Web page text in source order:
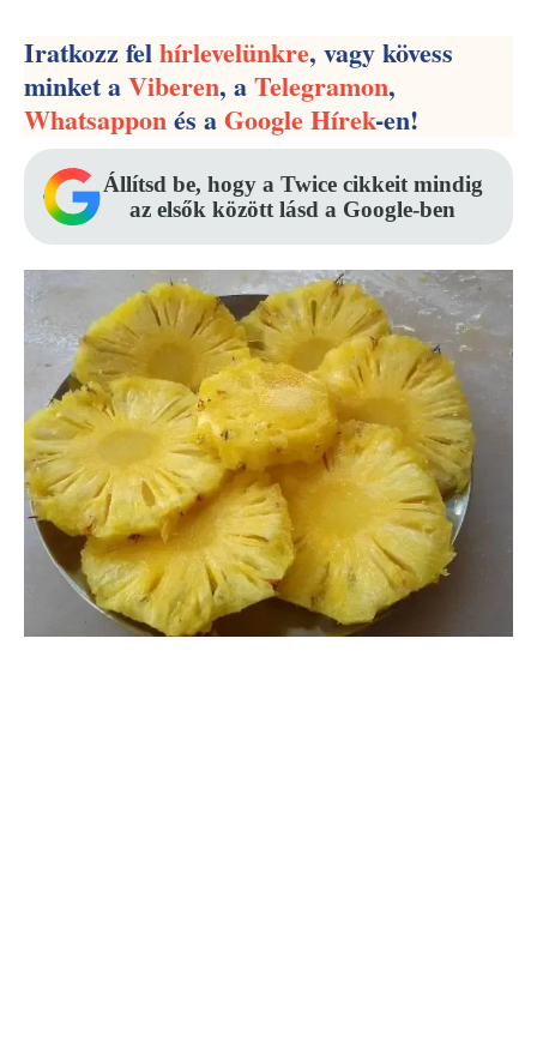
Iratkozz felhírlevelünkre, vagy kövess
minket aViberen, aTelegramon,
Whatsapponés aGoogle Hírek-en!
Állítsd be, hogy a Twice cikkeit mindig
az elsők között lásd a Google-ben